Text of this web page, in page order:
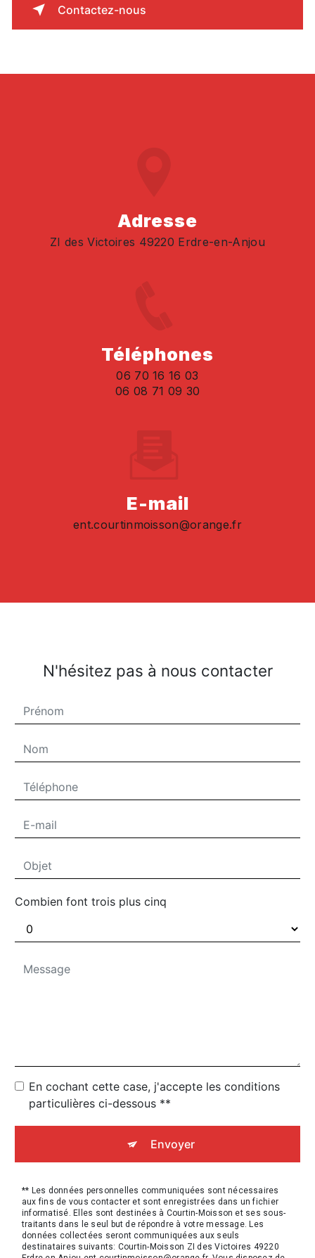
Contactez-nous
Adresse
ZI des Victoires 49220 Erdre-en-Anjou
Téléphones
06 70 16 16 03
06 08 71 09 30
E-mail
ent.courtinmoisson@orange.fr
N'hésitez pas à nous contacter
Combien font trois plus cinq
En cochant cette case, j'accepte les conditions
particulières ci-dessous **
Envoyer
** Les données personnelles communiquées sont nécessaires
aux fins de vous contacter et sont enregistrées dans un fichier
informatisé. Elles sont destinées à Courtin-Moisson et ses sous-
traitants dans le seul but de répondre à votre message. Les
données collectées seront communiquées aux seuls
destinataires suivants: Courtin-Moisson ZI des Victoires 49220